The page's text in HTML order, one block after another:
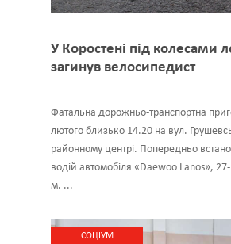
У Коростені під колесами
загинув велосипедист
Фатальна дорожньо-транспортна
лютого близько 14.20 на вул.
районному центрі. Попередньо
водій автомобіля «Daewoo Lanos»,
м. ...
CОЦІУМ